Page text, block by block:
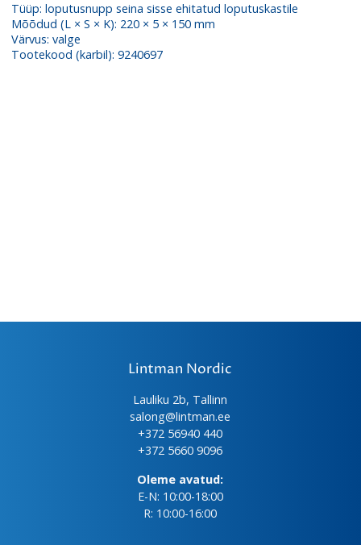
Tüüp: loputusnupp seina sisse ehitatud loputuskastile
Mõõdud (L × S × K): 220 × 5 × 150 mm
Värvus: valge
Tootekood (karbil): 9240697
Lintman Nordic
Lauliku 2b, Tallinn
salong@lintman.ee
+372 56940 440
+372 5660 9096
Oleme avatud:
E-N: 10:00-18:00
R: 10:00-16:00